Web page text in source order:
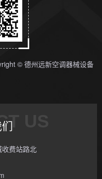
© 德州远新空调器械设备
US
费站路北